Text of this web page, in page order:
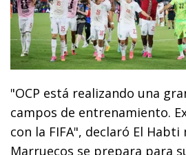
"OCP está realizando una
campos de entrenamiento.
con la FIFA", declaró El
Marruecos se prepara para